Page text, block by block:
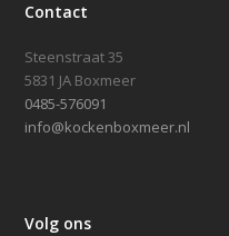
Contact
Steenstraat 35
5831 JA Boxmeer
0485-576091
info@kockenboxmeer.nl
Volg ons